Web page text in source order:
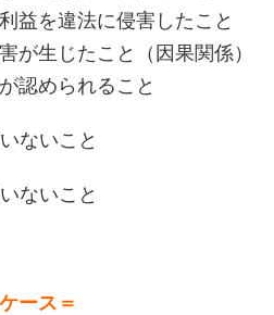
益を違法に侵害したこと
が生じたこと（因果関係）
認められること
ないこと
ないこと
ース＝